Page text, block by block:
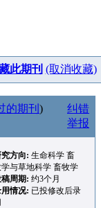
此期刊 (取消收藏)
的期刊 )
纠错
举报
方向: 生命科学 畜
与草地科学 畜牧学
周期: 约3个月
情况: 已投修改后录